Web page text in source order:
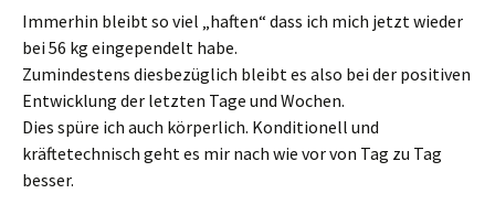
Immerhin bleibt so viel „haften“ dass ich mich jetzt wieder
bei 56 kg eingependelt habe.
Zumindestens diesbezüglich bleibt es also bei der positiven
Entwicklung der letzten Tage und Wochen.
Dies spüre ich auch körperlich. Konditionell und
kräftetechnisch geht es mir nach wie vor von Tag zu Tag
besser.